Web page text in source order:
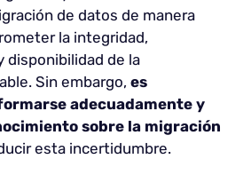
de datos de manera
la integridad,
disponibilidad de la
Sin embargo, es
adecuadamente y
sobre la migración
esta incertidumbre.